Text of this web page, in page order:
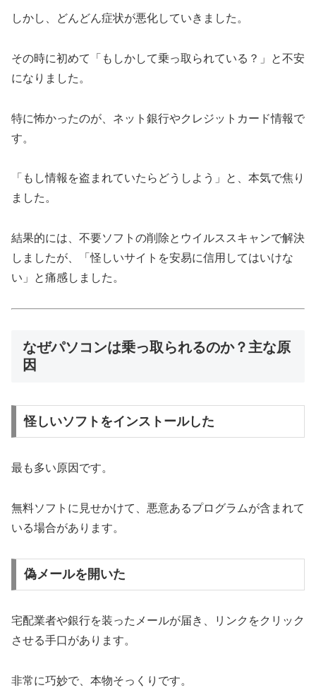
しかし、どんどん症状が悪化していきました。
その時に初めて「もしかして乗っ取られている？」と不安
になりました。
特に怖かったのが、ネット銀行やクレジットカード情報で
す。
「もし情報を盗まれていたらどうしよう」と、本気で焦り
ました。
結果的には、不要ソフトの削除とウイルススキャンで解決
しましたが、「怪しいサイトを安易に信用してはいけな
い」と痛感しました。
なぜパソコンは乗っ取られるのか？主な原
因
怪しいソフトをインストールした
最も多い原因です。
無料ソフトに見せかけて、悪意あるプログラムが含まれて
いる場合があります。
偽メールを開いた
宅配業者や銀行を装ったメールが届き、リンクをクリック
させる手口があります。
非常に巧妙で、本物そっくりです。